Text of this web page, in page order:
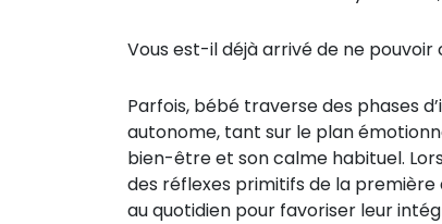
Vous est-il déjà arrivé de ne
Parfois, bébé traverse des phases
autonome, tant sur le plan
bien-être et son calme habituel.
des réflexes primitifs de la première
au quotidien pour favoriser leur